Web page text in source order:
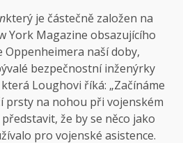
který je částečně založen na
York Magazine obsazujícího
Oppenheimera naší doby,
bezpečnostní inženýrky
Loughovi říká: „Začínáme
prsty na nohou při vojenském
že by se něco jako
pro vojenské asistence.